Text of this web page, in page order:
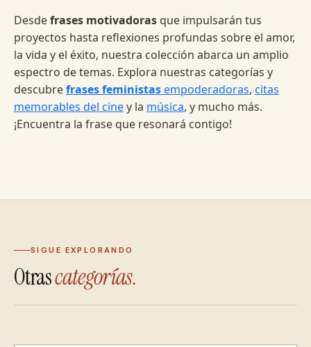
Desdefrases motivadoras que impulsarán tus
proyectos hasta reflexiones profundas sobre el amor,
la vida y el éxito, nuestra colección abarca un amplio
espectro de temas. Explora nuestras categorías y
descubrefrases feministasempoderadoras, citas
memorables del ciney la música, y mucho más.
¡Encuentra la frase que resonará contigo!
SIGUE EXPLORANDO
Otrascategorías.